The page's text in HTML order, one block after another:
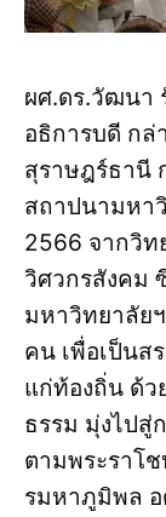
ผศ.ดร.วัฒนา
อธิการบดี กล่
สุราษฎร์ธานี
สถาปนามหา
2566 จากวิท
วิศวกรสังคม
มหาวิทยาลัย
คน เพื่อเป็นส
แก่ท้องถิ่น ด้ว
ธรรม มุ่งไป
ตามพระราโ
รมหาภูมิพล อ